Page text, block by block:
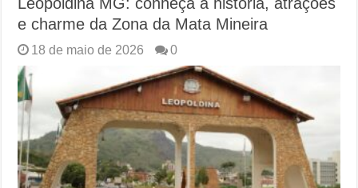
e charme da Zona da Mata Mineira
18 de maio de 2026 0